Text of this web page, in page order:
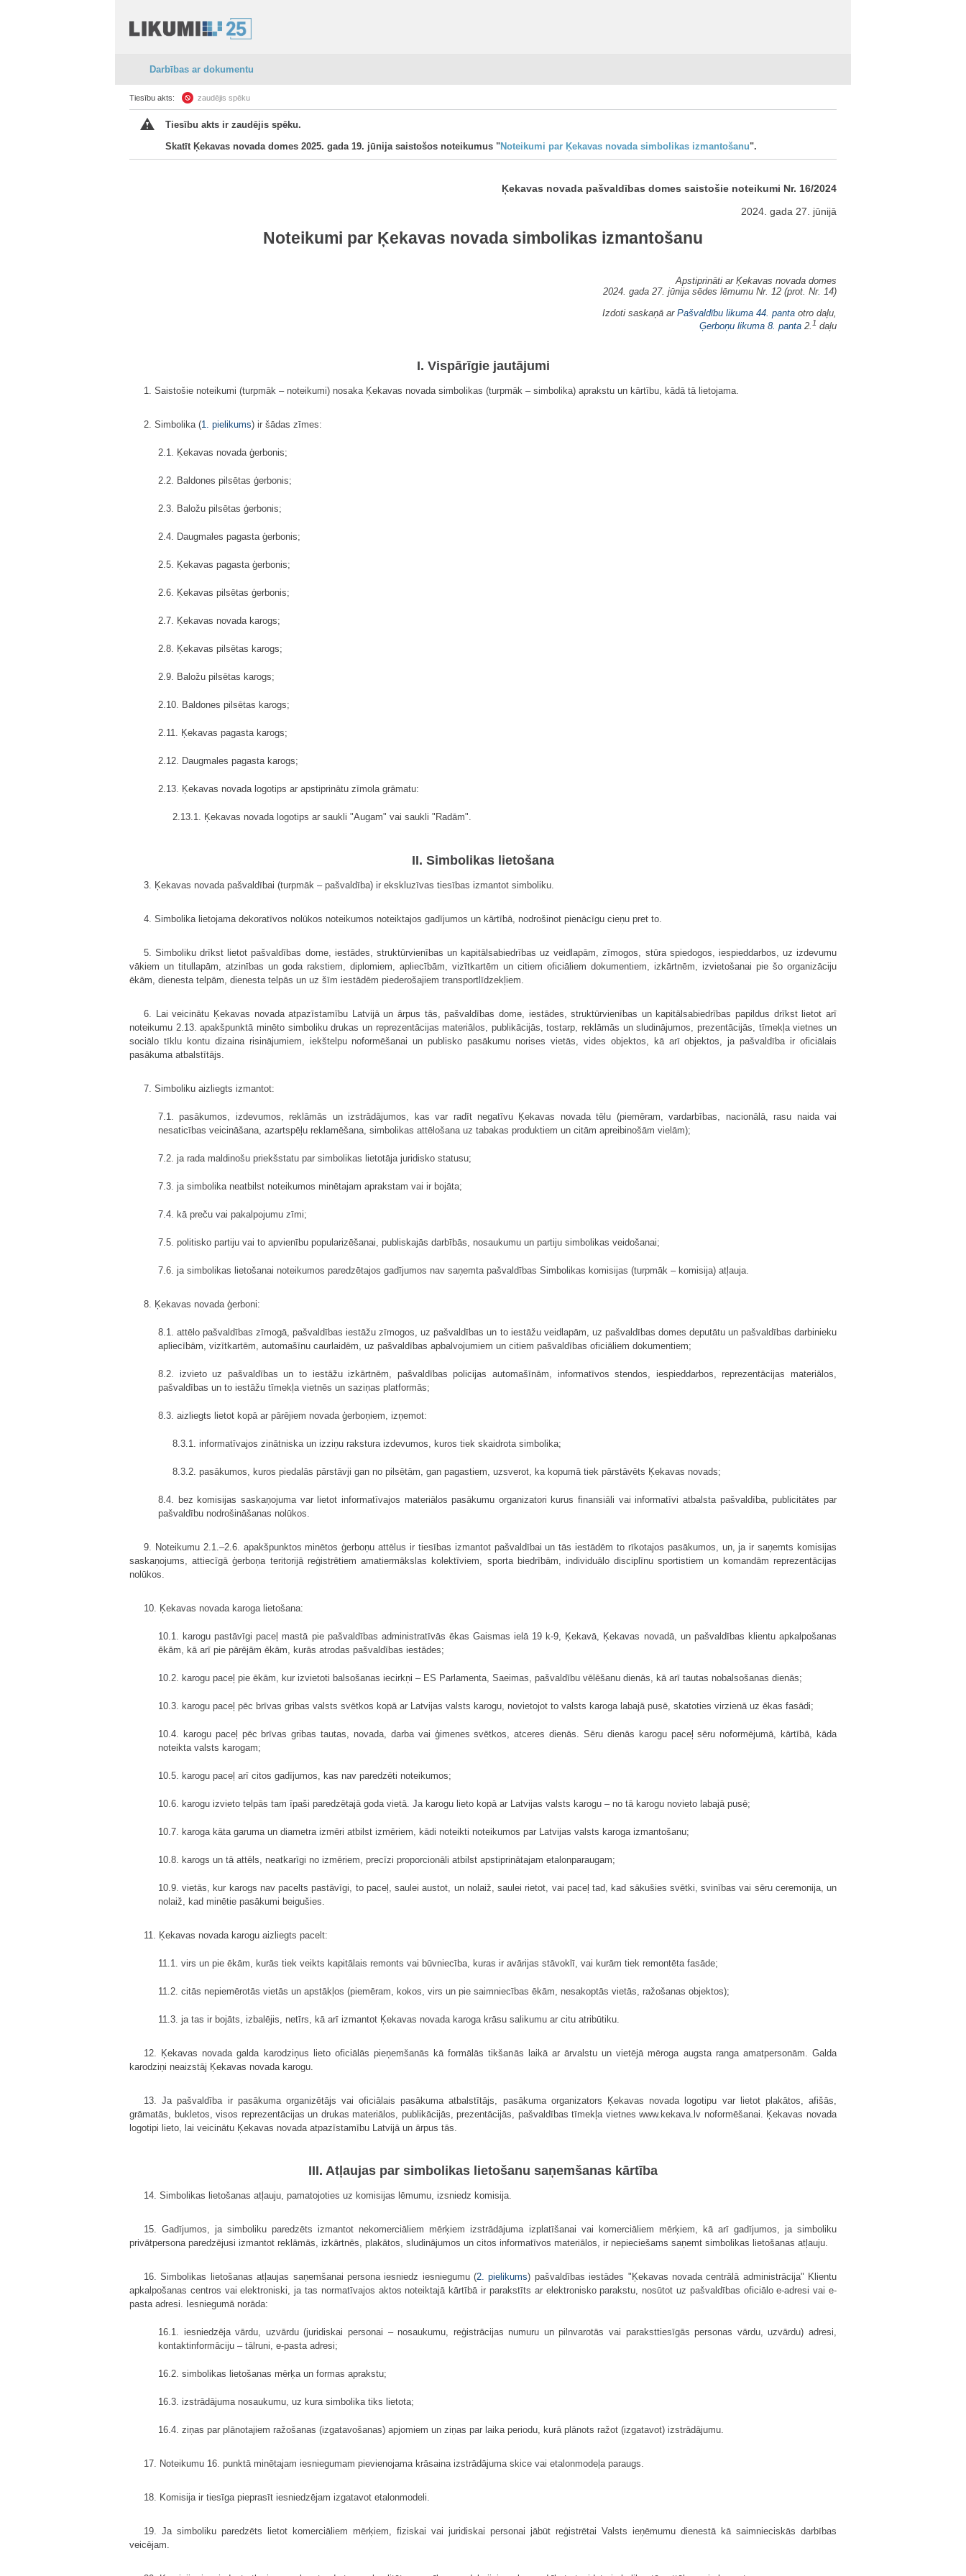
Darbības ar dokumentu
Tiesību akts: zaudējis spēku
Tiesību akts ir zaudējis spēku.
Skatīt Ķekavas novada domes 2025. gada 19. jūnija saistošos noteikumus "Noteikumi par Ķekavas novada simbolikas izmantošanu".
Ķekavas novada pašvaldības domes saistošie noteikumi Nr. 16/2024
2024. gada 27. jūnijā
Noteikumi par Ķekavas novada simbolikas izmantošanu
Apstiprināti ar Ķekavas novada domes
2024. gada 27. jūnija sēdes lēmumu Nr. 12 (prot. Nr. 14)
Izdoti saskaņā ar Pašvaldību likuma 44. panta otro daļu,
Ģerboņu likuma 8. panta 2. 1 daļu
I. Vispārīgie jautājumi
1. Saistošie noteikumi (turpmāk – noteikumi) nosaka Ķekavas novada simbolikas (turpmāk – simbolika) aprakstu un kārtību, kādā tā lietojama.
2. Simbolika (1. pielikums) ir šādas zīmes:
2.1. Ķekavas novada ģerbonis;
2.2. Baldones pilsētas ģerbonis;
2.3. Baložu pilsētas ģerbonis;
2.4. Daugmales pagasta ģerbonis;
2.5. Ķekavas pagasta ģerbonis;
2.6. Ķekavas pilsētas ģerbonis;
2.7. Ķekavas novada karogs;
2.8. Ķekavas pilsētas karogs;
2.9. Baložu pilsētas karogs;
2.10. Baldones pilsētas karogs;
2.11. Ķekavas pagasta karogs;
2.12. Daugmales pagasta karogs;
2.13. Ķekavas novada logotips ar apstiprinātu zīmola grāmatu:
2.13.1. Ķekavas novada logotips ar saukli "Augam" vai saukli "Radām".
II. Simbolikas lietošana
3. Ķekavas novada pašvaldībai (turpmāk – pašvaldība) ir ekskluzīvas tiesības izmantot simboliku.
4. Simbolika lietojama dekoratīvos nolūkos noteikumos noteiktajos gadījumos un kārtībā, nodrošinot pienācīgu cieņu pret to.
5. Simboliku drīkst lietot pašvaldības dome, iestādes, struktūrvienības un kapitālsabiedrības uz veidlapām, zīmogos, stūra spiedogos, iespieddarbos, uz izdevumu
vākiem un titullapām, atzinības un goda rakstiem, diplomiem, apliecībām, vizītkartēm un citiem oficiāliem dokumentiem, izkārtnēm, izvietošanai pie šo organizāciju
ēkām, dienesta telpām, dienesta telpās un uz šīm iestādēm piederošajiem transportlīdzekļiem.
6. Lai veicinātu Ķekavas novada atpazīstamību Latvijā un ārpus tās, pašvaldības dome, iestādes, struktūrvienības un kapitālsabiedrības papildus drīkst lietot arī
noteikumu 2.13. apakšpunktā minēto simboliku drukas un reprezentācijas materiālos, publikācijās, tostarp, reklāmās un sludinājumos, prezentācijās, tīmekļa vietnes un
sociālo tīklu kontu dizaina risinājumiem, iekštelpu noformēšanai un publisko pasākumu norises vietās, vides objektos, kā arī objektos, ja pašvaldība ir oficiālais
pasākuma atbalstītājs.
7. Simboliku aizliegts izmantot:
7.1. pasākumos, izdevumos, reklāmās un izstrādājumos, kas var radīt negatīvu Ķekavas novada tēlu (piemēram, vardarbības, nacionālā, rasu naida vai
nesaticības veicināšana, azartspēļu reklamēšana, simbolikas attēlošana uz tabakas produktiem un citām apreibinošām vielām);
7.2. ja rada maldinošu priekšstatu par simbolikas lietotāja juridisko statusu;
7.3. ja simbolika neatbilst noteikumos minētajam aprakstam vai ir bojāta;
7.4. kā preču vai pakalpojumu zīmi;
7.5. politisko partiju vai to apvienību popularizēšanai, publiskajās darbībās, nosaukumu un partiju simbolikas veidošanai;
7.6. ja simbolikas lietošanai noteikumos paredzētajos gadījumos nav saņemta pašvaldības Simbolikas komisijas (turpmāk – komisija) atļauja.
8. Ķekavas novada ģerboni:
8.1. attēlo pašvaldības zīmogā, pašvaldības iestāžu zīmogos, uz pašvaldības un to iestāžu veidlapām, uz pašvaldības domes deputātu un pašvaldības darbinieku
apliecībām, vizītkartēm, automašīnu caurlaidēm, uz pašvaldības apbalvojumiem un citiem pašvaldības oficiāliem dokumentiem;
8.2. izvieto uz pašvaldības un to iestāžu izkārtnēm, pašvaldības policijas automašīnām, informatīvos stendos, iespieddarbos, reprezentācijas materiālos,
pašvaldības un to iestāžu tīmekļa vietnēs un saziņas platformās;
8.3. aizliegts lietot kopā ar pārējiem novada ģerboņiem, izņemot:
8.3.1. informatīvajos zinātniska un izziņu rakstura izdevumos, kuros tiek skaidrota simbolika;
8.3.2. pasākumos, kuros piedalās pārstāvji gan no pilsētām, gan pagastiem, uzsverot, ka kopumā tiek pārstāvēts Ķekavas novads;
8.4. bez komisijas saskaņojuma var lietot informatīvajos materiālos pasākumu organizatori kurus finansiāli vai informatīvi atbalsta pašvaldība, publicitātes par
pašvaldību nodrošināšanas nolūkos.
9. Noteikumu 2.1.–2.6. apakšpunktos minētos ģerboņu attēlus ir tiesības izmantot pašvaldībai un tās iestādēm to rīkotajos pasākumos, un, ja ir saņemts komisijas
saskaņojums, attiecīgā ģerboņa teritorijā reģistrētiem amatiermākslas kolektīviem, sporta biedrībām, individuālo disciplīnu sportistiem un komandām reprezentācijas
nolūkos.
10. Ķekavas novada karoga lietošana:
10.1. karogu pastāvīgi paceļ mastā pie pašvaldības administratīvās ēkas Gaismas ielā 19 k-9, Ķekavā, Ķekavas novadā, un pašvaldības klientu apkalpošanas
ēkām, kā arī pie pārējām ēkām, kurās atrodas pašvaldības iestādes;
10.2. karogu paceļ pie ēkām, kur izvietoti balsošanas iecirkņi – ES Parlamenta, Saeimas, pašvaldību vēlēšanu dienās, kā arī tautas nobalsošanas dienās;
10.3. karogu paceļ pēc brīvas gribas valsts svētkos kopā ar Latvijas valsts karogu, novietojot to valsts karoga labajā pusē, skatoties virzienā uz ēkas fasādi;
10.4. karogu paceļ pēc brīvas gribas tautas, novada, darba vai ģimenes svētkos, atceres dienās. Sēru dienās karogu paceļ sēru noformējumā, kārtībā, kāda
noteikta valsts karogam;
10.5. karogu paceļ arī citos gadījumos, kas nav paredzēti noteikumos;
10.6. karogu izvieto telpās tam īpaši paredzētajā goda vietā. Ja karogu lieto kopā ar Latvijas valsts karogu – no tā karogu novieto labajā pusē;
10.7. karoga kāta garuma un diametra izmēri atbilst izmēriem, kādi noteikti noteikumos par Latvijas valsts karoga izmantošanu;
10.8. karogs un tā attēls, neatkarīgi no izmēriem, precīzi proporcionāli atbilst apstiprinātajam etalonparaugam;
10.9. vietās, kur karogs nav pacelts pastāvīgi, to paceļ, saulei austot, un nolaiž, saulei rietot, vai paceļ tad, kad sākušies svētki, svinības vai sēru ceremonija, un
nolaiž, kad minētie pasākumi beigušies.
11. Ķekavas novada karogu aizliegts pacelt:
11.1. virs un pie ēkām, kurās tiek veikts kapitālais remonts vai būvniecība, kuras ir avārijas stāvoklī, vai kurām tiek remontēta fasāde;
11.2. citās nepiemērotās vietās un apstākļos (piemēram, kokos, virs un pie saimniecības ēkām, nesakoptās vietās, ražošanas objektos);
11.3. ja tas ir bojāts, izbalējis, netīrs, kā arī izmantot Ķekavas novada karoga krāsu salikumu ar citu atribūtiku.
12. Ķekavas novada galda karodziņus lieto oficiālās pieņemšanās kā formālās tikšanās laikā ar ārvalstu un vietējā mēroga augsta ranga amatpersonām. Galda
karodziņi neaizstāj Ķekavas novada karogu.
13. Ja pašvaldība ir pasākuma organizētājs vai oficiālais pasākuma atbalstītājs, pasākuma organizators Ķekavas novada logotipu var lietot plakātos, afišās,
grāmatās, bukletos, visos reprezentācijas un drukas materiālos, publikācijās, prezentācijās, pašvaldības tīmekļa vietnes www.kekava.lv noformēšanai. Ķekavas novada
logotipi lieto, lai veicinātu Ķekavas novada atpazīstamību Latvijā un ārpus tās.
III. Atļaujas par simbolikas lietošanu saņemšanas kārtība
14. Simbolikas lietošanas atļauju, pamatojoties uz komisijas lēmumu, izsniedz komisija.
15. Gadījumos, ja simboliku paredzēts izmantot nekomerciāliem mērķiem izstrādājuma izplatīšanai vai komerciāliem mērķiem, kā arī gadījumos, ja simboliku
privātpersona paredzējusi izmantot reklāmās, izkārtnēs, plakātos, sludinājumos un citos informatīvos materiālos, ir nepieciešams saņemt simbolikas lietošanas atļauju.
16. Simbolikas lietošanas atļaujas saņemšanai persona iesniedz iesniegumu (2. pielikums) pašvaldības iestādes "Ķekavas novada centrālā administrācija" Klientu
apkalpošanas centros vai elektroniski, ja tas normatīvajos aktos noteiktajā kārtībā ir parakstīts ar elektronisko parakstu, nosūtot uz pašvaldības oficiālo e-adresi vai e-
pasta adresi. Iesniegumā norāda:
16.1. iesniedzēja vārdu, uzvārdu (juridiskai personai – nosaukumu, reģistrācijas numuru un pilnvarotās vai paraksttiesīgās personas vārdu, uzvārdu) adresi,
kontaktinformāciju – tālruni, e-pasta adresi;
16.2. simbolikas lietošanas mērķa un formas aprakstu;
16.3. izstrādājuma nosaukumu, uz kura simbolika tiks lietota;
16.4. ziņas par plānotajiem ražošanas (izgatavošanas) apjomiem un ziņas par laika periodu, kurā plānots ražot (izgatavot) izstrādājumu.
17. Noteikumu 16. punktā minētajam iesniegumam pievienojama krāsaina izstrādājuma skice vai etalonmodeļa paraugs.
18. Komisija ir tiesīga pieprasīt iesniedzējam izgatavot etalonmodeli.
19. Ja simboliku paredzēts lietot komerciāliem mērķiem, fiziskai vai juridiskai personai jābūt reģistrētai Valsts ieņēmumu dienestā kā saimnieciskās darbības
veicējam.